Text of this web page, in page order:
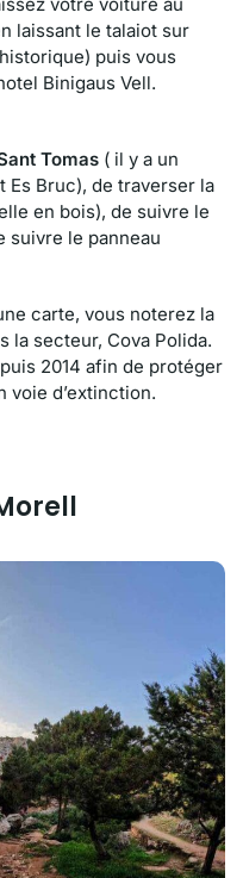
laissant le talaiot sur
puis vous
Binigaus Vell.
Tomas ( il y a un
Es Bruc), de traverser la
en bois), de suivre le
suivre le panneau
carte, vous noterez la
la secteur, Cova Polida.
2014 afin de protéger
voie d’extinction.